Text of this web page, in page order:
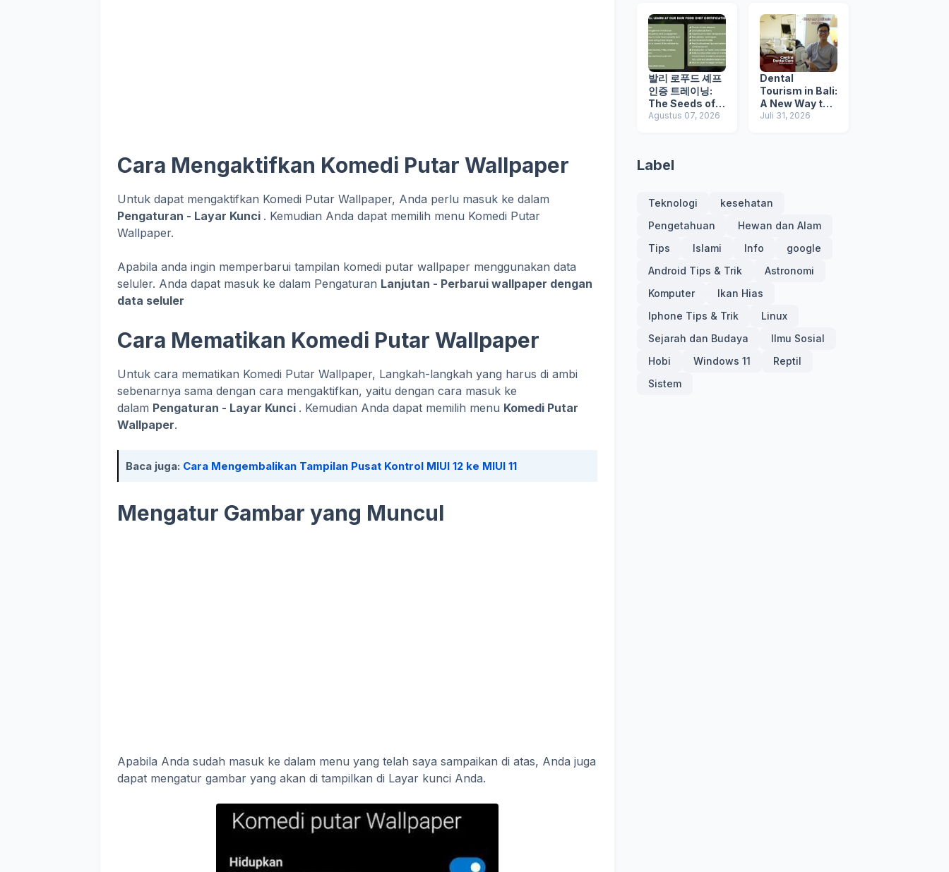
Cara Mengaktifkan Komedi Putar Wallpaper
Untuk dapat mengaktifkan Komedi Putar Wallpaper, Anda perlu masuk ke dalam
Pengaturan - Layar Kunci . Kemudian Anda dapat memilih menu Komedi Putar
Wallpaper.
Apabila anda ingin memperbarui tampilan komedi putar wallpaper menggunakan data
seluler. Anda dapat masuk ke dalam Pengaturan Lanjutan - Perbarui wallpaper dengan
data seluler
Cara Mematikan Komedi Putar Wallpaper
Untuk cara mematikan Komedi Putar Wallpaper, Langkah-langkah yang harus di ambi
sebenarnya sama dengan cara mengaktifkan, yaitu dengan cara masuk ke
dalam Pengaturan - Layar Kunci . Kemudian Anda dapat memilih menu Komedi Putar
Wallpaper.
Baca juga: Cara Mengembalikan Tampilan Pusat Kontrol MIUI 12 ke MIUI 11
Mengatur Gambar yang Muncul
Apabila Anda sudah masuk ke dalam menu yang telah saya sampaikan di atas, Anda juga
dapat mengatur gambar yang akan di tampilkan di Layar kunci Anda.
Berbasis SEO
för
blomsterlever
ans på Bali –
inklusive
Canggu, Ubud
och Jimbaran
발리 로푸드 셰프
인증 트레이닝:
The Seeds of
Life와 함께 생명
Agustus 07, 2026
Dental
Tourism in Bali:
A New Way to
Combine
Juli 31, 2026
Label
Teknologi
kesehatan
Pengetahuan
Hewan dan Alam
Tips
Islami Info
google
Android Tips & Trik
Astronomi
Komputer
Ikan Hias
Iphone Tips & Trik
Linux
Sejarah dan Budaya
Ilmu Sosial
Hobi
Windows 11
Reptil
Sistem